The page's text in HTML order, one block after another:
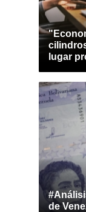
lugar
de